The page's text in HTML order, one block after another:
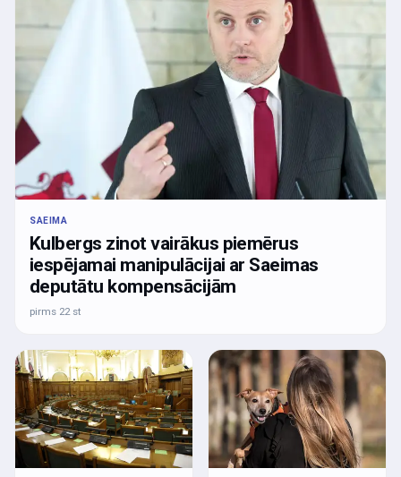
SAEIMA
Kulbergs zinot vairākus piemērus
iespējamai manipulācijai ar Saeimas
deputātu kompensācijām
pirms 22 st